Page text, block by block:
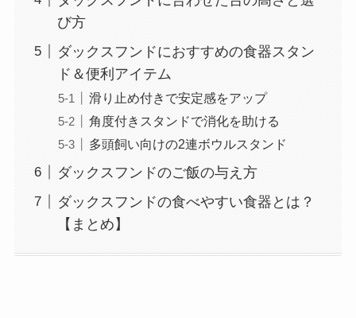
び方
ダックスフンドにおすすめの食器スタン
ド＆便利アイテム
滑り止め付きで安定感をアップ
角度付きスタンドで消化を助ける
多頭飼い向けの2連ボウルスタンド
ダックスフンドのご飯の与え方
ダックスフンドの食べやすい食器とは？
【まとめ】